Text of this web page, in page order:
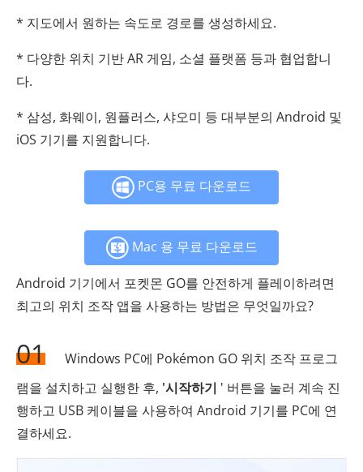
* 지도에서 원하는 속도로 경로를 생성하세요.
* 다양한 위치 기반 AR 게임, 소셜 플랫폼 등과 협업합니
다.
* 삼성, 화웨이, 원플러스, 샤오미 등 대부분의 Android 및
iOS 기기를 지원합니다.
PC용 무료 다운로드
Mac 용 무료 다운로드
Android 기기에서 포켓몬 GO를 안전하게 플레이하려면
최고의 위치 조작 앱을 사용하는 방법은 무엇일까요?
01
Windows PC에 Pokémon GO 위치 조작 프로그
램을 설치하고 실행한 후, '시작하기 ' 버튼을 눌러 계속 진
행하고 USB 케이블을 사용하여 Android 기기를 PC에 연
결하세요.